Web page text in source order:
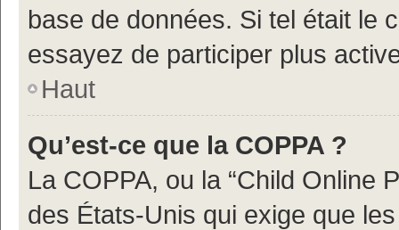
base de données. Si tel était le
essayez de participer plus
Haut
Qu’est-ce que la COPPA ?
La COPPA, ou la “Child Online
des États-Unis qui exige que